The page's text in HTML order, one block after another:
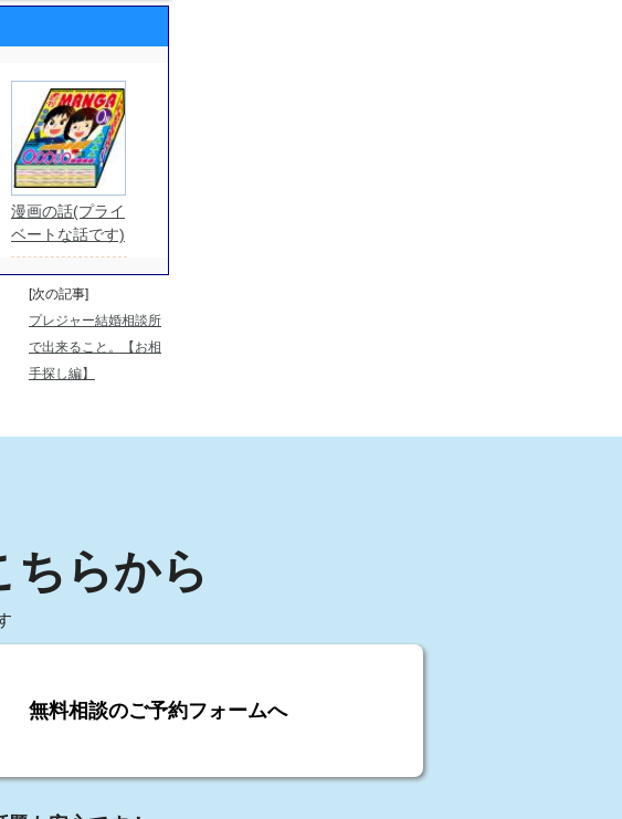
漫画の話(プライ
ベートな話です)
[次の記事]
プレジャー結婚相談所
で出来ること。【お相
手探し編】
ちらから
無料相談のご予約フォームへ